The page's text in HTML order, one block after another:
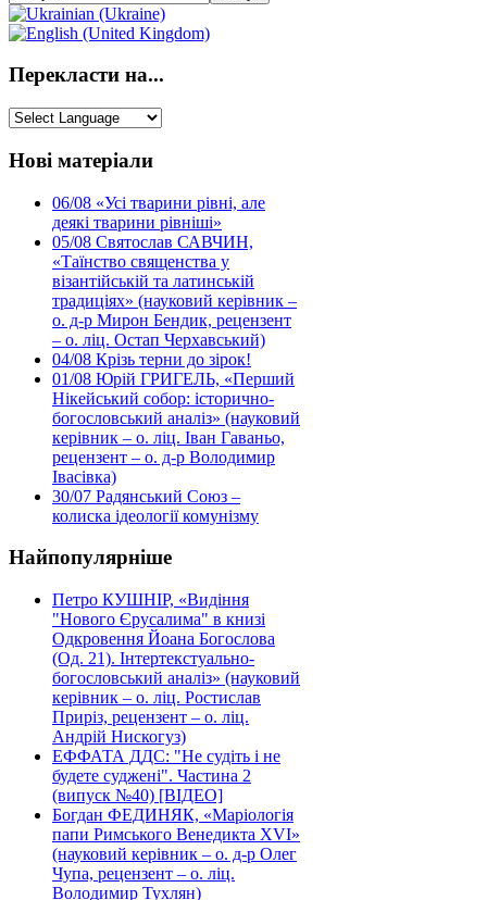
Перекласти на...
Нові матеріали
06/08 «Усі тварини рівні, але
деякі тварини рівніші»
05/08 Святослав САВЧИН,
«Таїнство священства у
візантійській та латинській
традиціях» (науковий керівник –
о. д-р Мирон Бендик, рецензент
– о. ліц. Остап Черхавський)
04/08 Крізь терни до зірок!
01/08 Юрій ГРИГЕЛЬ, «Перший
Нікейський собор: історично-
богословський аналіз» (науковий
керівник – о. ліц. Іван Гаваньо,
рецензент – о. д-р Володимир
Івасівка)
30/07 Радянський Союз –
колиска ідеології комунізму
Найпопулярніше
Петро КУШНІР, «Видіння
"Нового Єрусалима" в книзі
Одкровення Йоана Богослова
(Од. 21). Інтертекстуально-
богословський аналіз» (науковий
керівник – о. ліц. Ростислав
Приріз, рецензент – о. ліц.
Андрій Нискогуз)
ЕФФАТА ДДС: "Не судіть і не
будете суджені". Частина 2
(випуск №40) [ВІДЕО]
Богдан ФЕДИНЯК, «Маріологія
папи Римського Венедикта XVI»
(науковий керівник – о. д-р Олег
Чупа, рецензент – о. ліц.
Володимир Тухлян)